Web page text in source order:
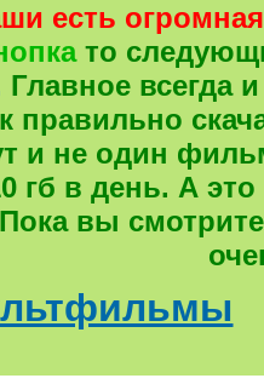
есть
то
Главное всегда
правильно
и не один
гб в день. А
вы